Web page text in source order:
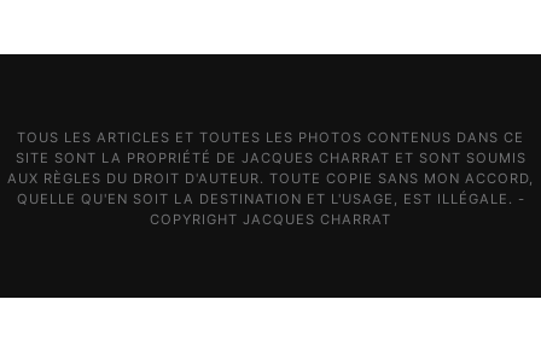
TOUS LES ARTICLES ET TOUTES LES PHOTOS CONTENUS DANS CE
SITE SONT LA PROPRIÉTÉ DE JACQUES CHARRAT ET SONT SOUMIS
AUX RÈGLES DU DROIT D'AUTEUR. TOUTE COPIE SANS MON ACCORD,
QUELLE QU'EN SOIT LA DESTINATION ET L'USAGE, EST ILLÉGALE. -
COPYRIGHT JACQUES CHARRAT